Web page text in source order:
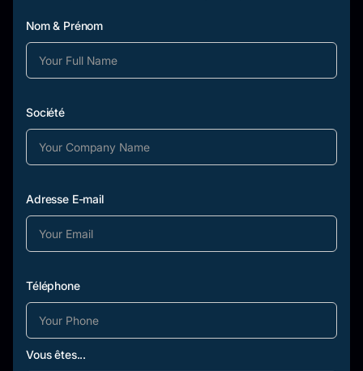
Nom & Prénom
Société
Adresse E-mail
Téléphone
Vous êtes...